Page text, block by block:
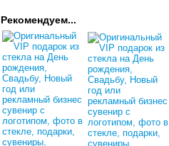
Рекомендуем...